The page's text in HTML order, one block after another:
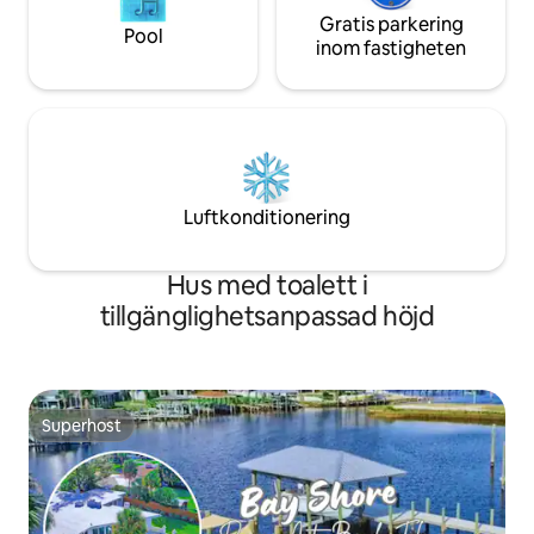
Pool
Gratis parkering
inom fastigheten
Luftkonditionering
Hus med toalett i
tillgänglighetsanpassad höjd
Superhost
Superhost